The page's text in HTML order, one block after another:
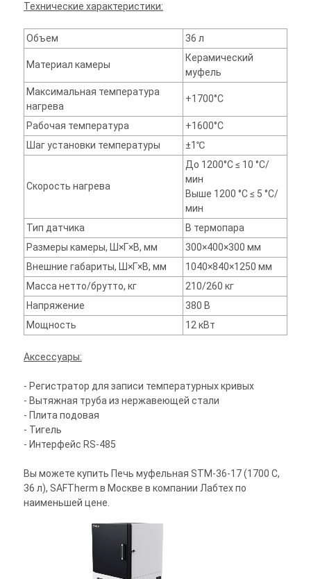
Технические характеристики:
Объем 36 л
Материал камеры
Керамический
муфель
Максимальная температура
нагрева
+1700°С
Рабочая температура
+1600°С
Шаг установки температуры
±1℃
Скорость нагрева
До 1200°С ≤ 10 °С/
мин
Выше 1200 °С ≤ 5 °С/
мин
Тип датчика
B термопара
Размеры камеры, Ш×Г×В, мм
300×400×300 мм
Внешние габариты, Ш×Г×В, мм
1040×840×1250 мм
Масса нетто/брутто, кг
210/260 кг
Напряжение
380 В
Мощность
12 кВт
Аксессуары:
- Регистратор для записи температурных кривых
- Вытяжная труба из нержавеющей стали
- Плита подовая
- Тигель
- Интерфейс RS-485
Вы можете купить Печь муфельная STM-36-17 (1700 С,
36 л), SAFTherm в Москве в компании Лабтех по
наименьшей цене.